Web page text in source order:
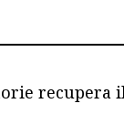
recupera